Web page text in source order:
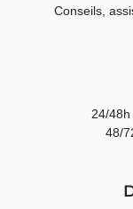
Conseils,
24/48h
48/